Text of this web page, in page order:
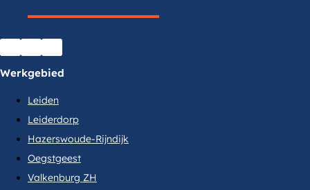
Werkgebied
Leiden
Leiderdorp
Hazerswoude-Rijndijk
Oegstgeest
Valkenburg ZH